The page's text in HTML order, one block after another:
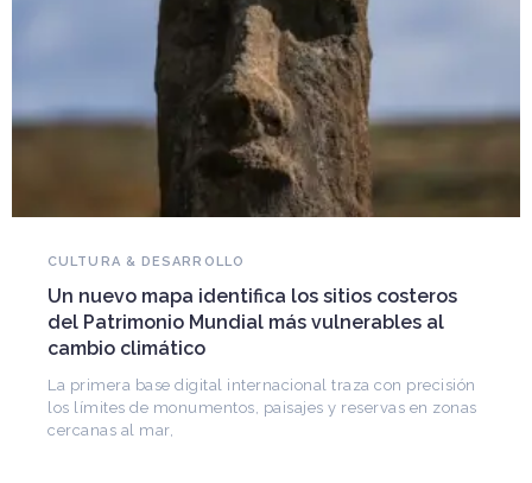
CULTURA & DESARROLLO
Un nuevo mapa identifica los sitios costeros
del Patrimonio Mundial más vulnerables al
cambio climático
La primera base digital internacional traza con precisión
los límites de monumentos, paisajes y reservas en zonas
cercanas al mar,